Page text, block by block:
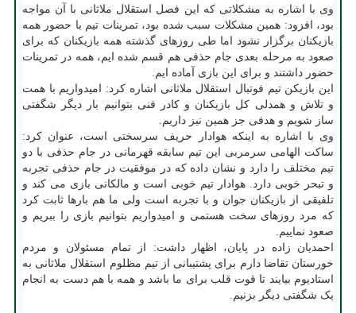
وی با اشاره به مشکلاتی که این فصل استقلال ملاثانی با آن مواجه
بود، افزود: همین مشکلات سبب شده بود، تمرینات تیم با حضور همه
بازیکنان برگزار نشود اما طی روزهای گذشته همه بازیکنان که برای
صعود به مرحله بعدی جام حذفی هم قسم شده ایم، همه در تمرینات
حضور داشتند و برای این بازی آماده ایم.
این بازیکن تیم فوتبال استقلال ملاثانی اشاره کرد: امیدواریم با همت
و تلاش و همدلی کل بازیکنان و کادر فنی بتوانیم بار دیگر شگفتی
ساز شویم و هدفی جز همین نیز داریم.
وی با اشاره به اینکه هوادار حریف سرسختی است، عنوان کرد:
ساکت الهامی سرمربی این تیم سابقه قهرمانی در جام حذفی با دو
تیم مختلف را دارد و نشان داده که در موفقیت در جام حذفی تجربه
و تبحر خوبی دارد. هوادار تیم خوبی است و مالکانی بازی می کند و
تلفیقی از بازیکنان جوان و با تجربه است ولی ما هم بارها ثابت کرد
که مرد روزهای سخت هستمی و امیدواریم بتوانیم بازی را ببریم و
صعود نماییم.
احمدیان زاده در پایان، اظهار داشت: از تمام مسئولان و مردم
خورستان تقاضا دارم برای پشتیبانی از تیم مظلوم استقلال ملاثانی به
استادیوم بیایند تا قوت قلب برای ما باشد و همه با هم دست به انجام
یک شگفتی دیگر بزنیم.